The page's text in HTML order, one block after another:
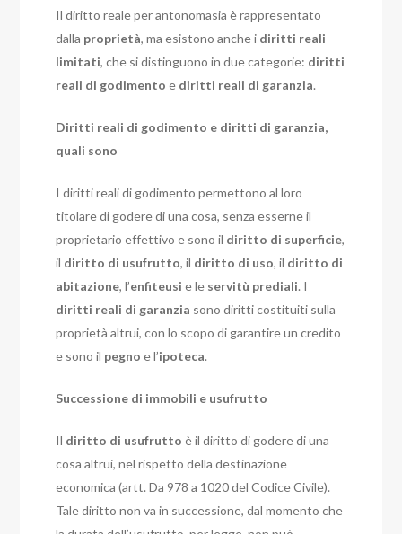
Il diritto reale per antonomasia è rappresentato
dalla proprietà, ma esistono anche i diritti reali
limitati, che si distinguono in due categorie: diritti
reali di godimento e diritti reali di garanzia.
Diritti reali di godimento e diritti di garanzia,
quali sono
I diritti reali di godimento permettono al loro
titolare di godere di una cosa, senza esserne il
proprietario effettivo e sono il diritto di superficie,
il diritto di usufrutto, il diritto di uso, il diritto di
abitazione, l’enfiteusie le servitù prediali. I
diritti reali di garanzia sono diritti costituiti sulla
proprietà altrui, con lo scopo di garantire un credito
e sono il pegno e l’ipoteca.
Successione di immobili e usufrutto
Il diritto di usufrutto è il diritto di godere di una
cosa altrui, nel rispetto della destinazione
economica (artt. Da 978 a 1020 del Codice Civile).
Tale diritto non va in successione, dal momento che